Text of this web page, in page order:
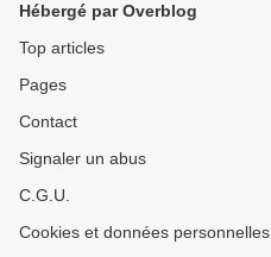
Hébergé par Overblog
Top articles
Pages
Contact
Signaler un abus
C.G.U.
Cookies et données personnelles